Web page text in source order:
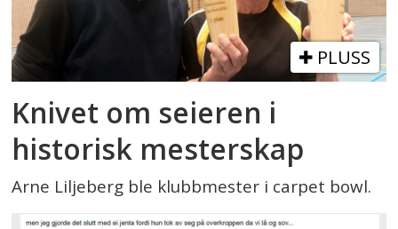
PLUSS
Knivet om seieren i
historisk mesterskap
Arne Liljeberg ble klubbmester i carpet bowl.